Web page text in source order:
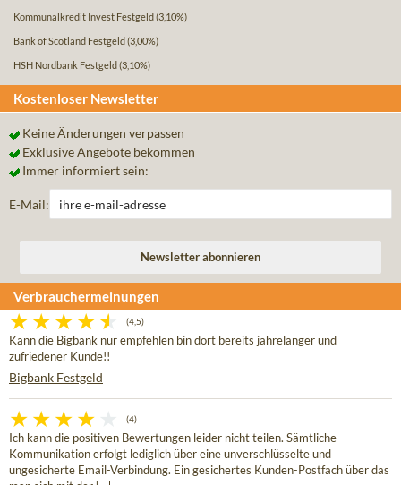
Kommunalkredit Invest Festgeld (3,10%)
Bank of Scotland Festgeld (3,00%)
HSH Nordbank Festgeld (3,10%)
Kostenloser Newsletter
Keine Änderungen verpassen
Exklusive Angebote bekommen
Immer informiert sein:
E-Mail:
Verbrauchermeinungen
(4,5)
Kann die Bigbank nur empfehlen bin dort bereits jahrelanger und
zufriedener Kunde!!
Bigbank Festgeld
(4)
Ich kann die positiven Bewertungen leider nicht teilen. Sämtliche
Kommunikation erfolgt lediglich über eine unverschlüsselte und
ungesicherte Email-Verbindung. Ein gesichertes Kunden-Postfach über das